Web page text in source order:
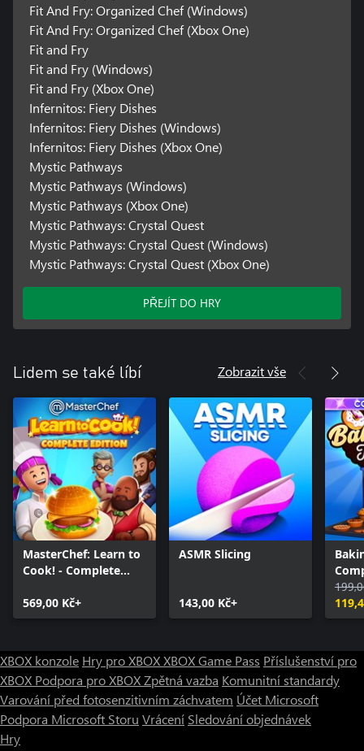
Fit And Fry: Organized Chef (Windows)
Fit And Fry: Organized Chef (Xbox One)
Fit and Fry
Fit and Fry (Windows)
Fit and Fry (Xbox One)
Infernitos: Fiery Dishes
Infernitos: Fiery Dishes (Windows)
Infernitos: Fiery Dishes (Xbox One)
Mystic Pathways
Mystic Pathways (Windows)
Mystic Pathways (Xbox One)
Mystic Pathways: Crystal Quest
Mystic Pathways: Crystal Quest (Windows)
Mystic Pathways: Crystal Quest (Xbox One)
PŘEJÍT DO HRY
Lidem se také líbí Zobrazit vše
MasterChef: Learn to
Cook! - Complete
569,00 Kč+
ASMR Slicing
143,00 Kč+
XBOX konzole Hry pro XBOXXBOX Game Pass Příslušenství pro
XBOX Podpora pro XBOXZpětná vazba Komunitní standardy
Varování před fotosenzitivním záchvatem Účet Microsoft
Podpora Microsoft Storu Vrácení Sledování objednávek
Hry